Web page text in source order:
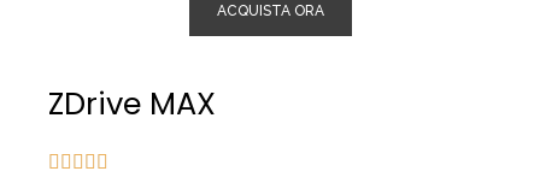
ACQUISTA ORA
ZDrive MAX